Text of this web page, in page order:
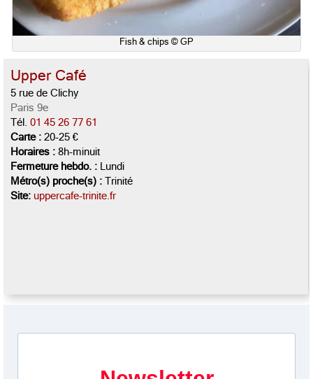
Fish & chips © GP
Upper Café
5 rue de Clichy
Paris 9e
Tél. 01 45 26 77 61
Carte : 20-25 €
Horaires : 8h-minuit
Fermeture hebdo. : Lundi
Métro(s) proche(s) : Trinité
Site: uppercafe-trinite.fr